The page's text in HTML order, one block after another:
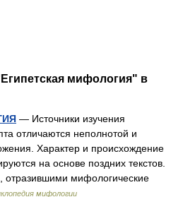
мифология" в
— Источники изучения
отличаются неполнотой и
Характер и происхождение
на основе поздних текстов.
мифологические
мифологии